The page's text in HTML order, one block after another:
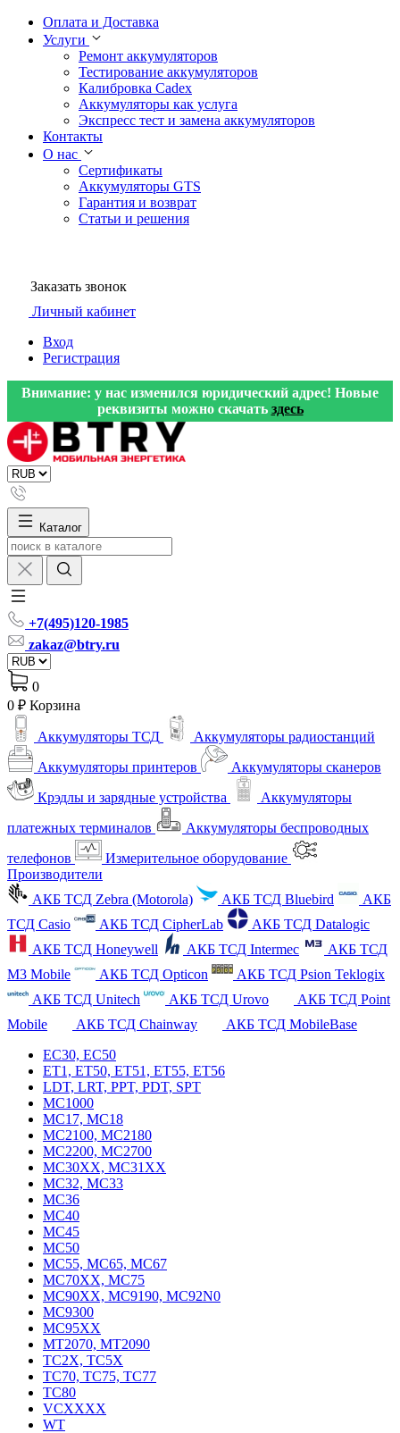
Оплата и Доставка
Услуги
Ремонт аккумуляторов
Тестирование аккумуляторов
Калибровка Cadex
Аккумуляторы как услуга
Экспресс тест и замена аккумуляторов
Контакты
О нас
Сертификаты
Аккумуляторы GTS
Гарантия и возврат
Статьи и решения
Заказать звонок
Личный кабинет
Вход
Регистрация
Внимание: у нас изменился юридический адрес! Новые
реквизиты можно скачать здесь
Каталог
+7(495)120-1985
zakaz@btry.ru
0
0 ₽ Корзина
Аккумуляторы ТСД
Аккумуляторы радиостанций
Аккумуляторы принтеров
Аккумуляторы сканеров
Крэдлы и зарядные устройства
Аккумуляторы
платежных терминалов
Аккумуляторы беспроводных
телефонов
Измерительное оборудование
Производители
АКБ ТСД Zebra (Motorola)
АКБ ТСД Bluebird
АКБ
ТСД Casio
АКБ ТСД CipherLab
АКБ ТСД Datalogic
АКБ ТСД Honeywell
АКБ ТСД Intermec
АКБ ТСД
M3 Mobile
АКБ ТСД Opticon
АКБ ТСД Psion Teklogix
АКБ ТСД Unitech
АКБ ТСД Urovo
АКБ ТСД Point
Mobile
АКБ ТСД Chainway
АКБ ТСД MobileBase
EC30, EC50
ET1, ET50, ET51, ET55, ET56
LDT, LRT, PPT, PDT, SPT
MC1000
MC17, MC18
MC2100, MC2180
MC2200, MC2700
MC30XX, MC31XX
MC32, MC33
MC36
MC40
MC45
MC50
MC55, MC65, MC67
MC70XX, MC75
MC90XX, MC9190, MC92N0
MC9300
MC95XX
MT2070, MT2090
TC2X, TC5X
TC70, TC75, TC77
TC80
VCXXXX
WT